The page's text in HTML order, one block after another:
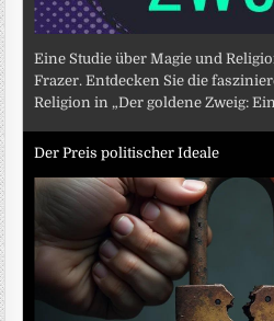
Eine Studie über Magie und
Frazer. Entdecken Sie die
Religion in „Der goldene Zweig:
Der Preis politischer Ideale